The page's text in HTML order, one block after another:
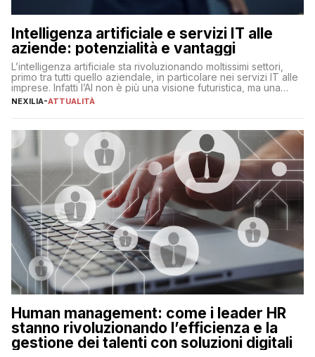
Intelligenza artificiale e servizi IT alle
aziende: potenzialità e vantaggi
L’intelligenza artificiale sta rivoluzionando moltissimi settori,
primo tra tutti quello aziendale, in particolare nei servizi IT alle
imprese. Infatti l’AI non è più una visione futuristica, ma una
realtà operativa che sta portando a un cambio significativo in
operazioni, bensì comporta […]
NEXILIA-ATTUALITÀ
Human management: come i leader HR
stanno rivoluzionando l’efficienza e la
gestione dei talenti con soluzioni digitali